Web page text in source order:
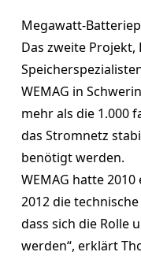
Megawatt-
Das zweite
WEMAG in
mehr als die 1.000
das Stromnetz
benötigt werden.
WEMAG hatte
2012 die
dass sich die Rolle
werden“, erklärt